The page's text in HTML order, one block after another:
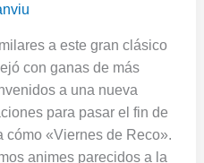
a este gran clásico
con ganas de más
a una nueva
para pasar el fin de
cómo «Viernes de Reco».
animes parecidos a la